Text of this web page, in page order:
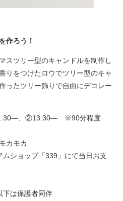
作ろう！
スツリー型のキャンドルを制作し
りをつけたロウでツリー型のキャ
ったツリー飾りで自由にデコレー
、②13:30— ※90分程度
カモカ
ショップ「339」にて当日お支
は保護者同伴